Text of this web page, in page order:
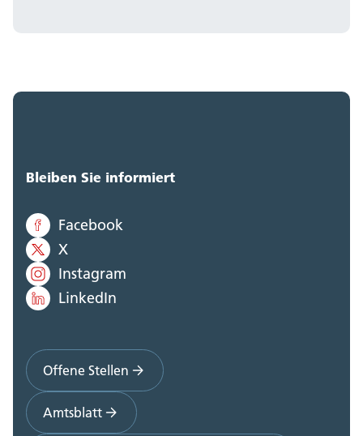
Bleiben Sie informiert
Facebook
X
Instagram
LinkedIn
Offene Stellen
Amtsblatt